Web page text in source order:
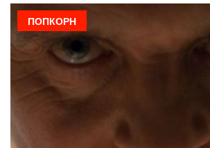
ПОПКОРН